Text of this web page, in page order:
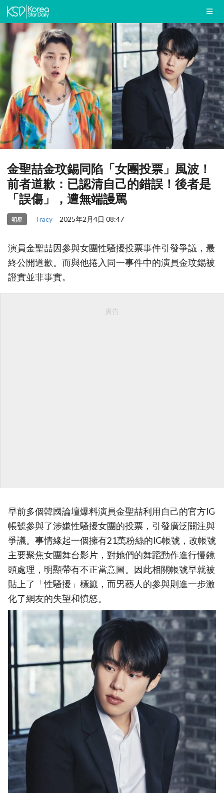
金聖喆金玟錫同陷「女團投票」風波！
前者道歉：已認清自己的錯誤！後者是
「誤傷」，遭無端謾罵
明星 Tracy 2025年2月4日 08:47
演員金聖喆因參與女團性騷擾投票事件引發爭議，最
終公開道歉。而與他捲入同一事件中的演員金玟錫被
證實並非事實。
廣告
早前多個韓國論壇爆料演員金聖喆利用自己的官方IG
帳號參與了涉嫌性騷擾女團的投票，引發廣泛關注與
爭議。事情緣起一個擁有21萬粉絲的IG帳號，改帳號
主要聚焦女團舞台影片，對她們的舞蹈動作進行慢鏡
頭處理，明顯帶有不正當意圖。因此相關帳號早就被
貼上了「性騷擾」標籤，而男藝人的參與則進一步激
化了網友的失望和憤怒。